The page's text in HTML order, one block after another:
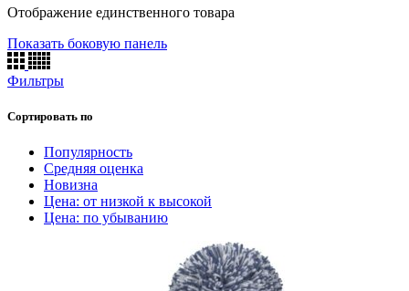
Отображение единственного товара
Показать боковую панель
Фильтры
Сортировать по
Популярность
Средняя оценка
Новизна
Цена: от низкой к высокой
Цена: по убыванию